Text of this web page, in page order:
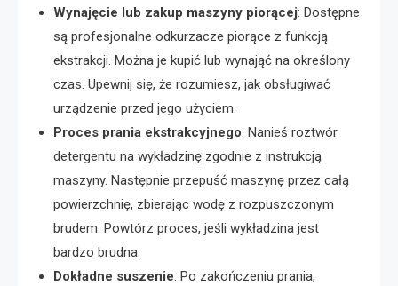
Wynajęcie lub zakup maszyny piorącej: Dostępne
są profesjonalne odkurzacze piorące z funkcją
ekstrakcji. Można je kupić lub wynająć na określony
czas. Upewnij się, że rozumiesz, jak obsługiwać
urządzenie przed jego użyciem.
Proces prania ekstrakcyjnego: Nanieś roztwór
detergentu na wykładzinę zgodnie z instrukcją
maszyny. Następnie przepuść maszynę przez całą
powierzchnię, zbierając wodę z rozpuszczonym
brudem. Powtórz proces, jeśli wykładzina jest
bardzo brudna.
Dokładne suszenie: Po zakończeniu prania,